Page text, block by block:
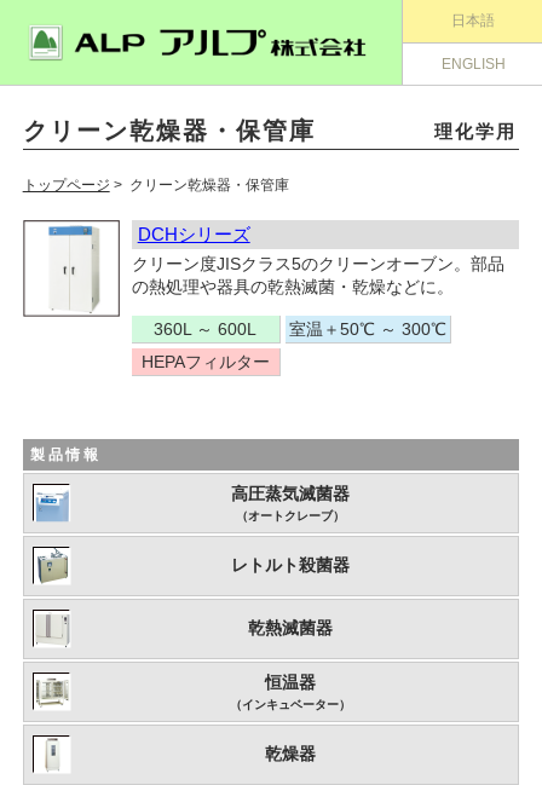
日本語
ENGLISH
クリーン乾燥器・保管庫 理化学用
トップページ > クリーン乾燥器・保管庫
DCHシリーズ
クリーン度JISクラス5のクリーンオーブン。部品
の熱処理や器具の乾熱滅菌・乾燥などに。
360L ～ 600L
室温＋50℃ ～ 300℃
HEPAフィルター
製品情報
高圧蒸気滅菌器
（オートクレーブ）
レトルト殺菌器
乾熱滅菌器
恒温器
（インキュベーター）
乾燥器